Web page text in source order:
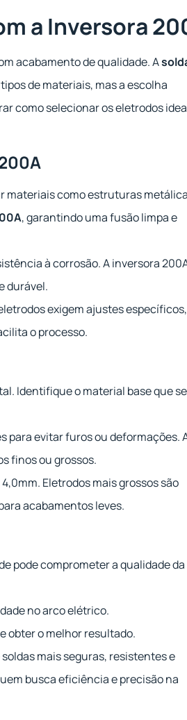
a Inversora
acabamento de qualidade. A
de materiais, mas a escolha
como selecionar os eletrodos
materiais como estruturas
, garantindo uma fusão limpa e
à corrosão. A inversora
durável.
exigem ajustes específicos,
o processo.
Identifique o material base que
para evitar furos ou deformações.
finos ou grossos.
Eletrodos mais grossos são
acabamentos leves.
pode comprometer a qualidade da
no arco elétrico.
obter o melhor resultado.
mais seguras, resistentes e
busca eficiência e precisão na